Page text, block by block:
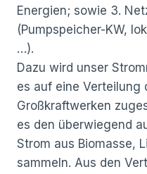
Energien; sowie 3.
(Pumpspeicher-KW,
…).
Dazu wird unser
es auf eine Verteilung
Großkraftwerken
es den überwiegend
Strom aus Biomasse,
sammeln. Aus den